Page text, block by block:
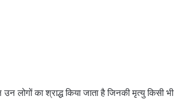
लोगों का श्राद्ध किया जाता है जिनकी मृत्यु किसी भी